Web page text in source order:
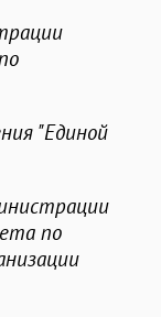
"Единой
по